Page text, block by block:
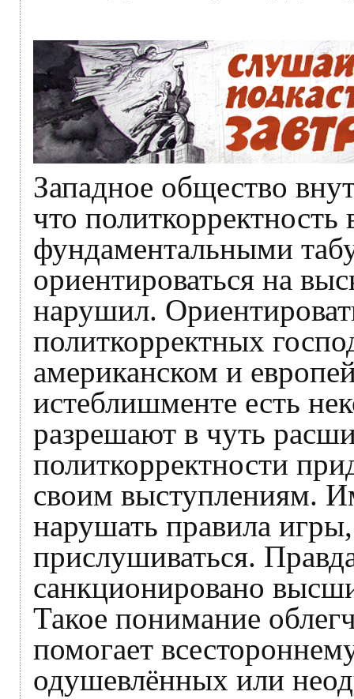
Западное общество
что
фундаментальными
ориентироваться на
нарушил.
политкорректных
американском и
истеблишменте есть
разрешают в чуть
политкорректности
своим выступлениям.
нарушать правила
прислушиваться.
санкционировано
Такое понимание
помогает
одушевлённых или